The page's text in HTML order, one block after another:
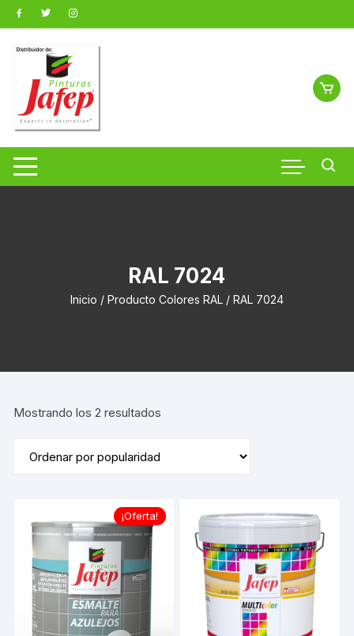
Saltar
al
contenido
RAL 7024
Inicio / Producto Colores RAL / RAL 7024
Mostrando los 2 resultados
¡Oferta!